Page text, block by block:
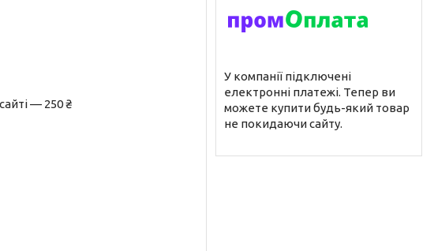
— 250 ₴
У компанії підключені
електронні платежі. Тепер ви
можете купити будь-який товар
не покидаючи сайту.